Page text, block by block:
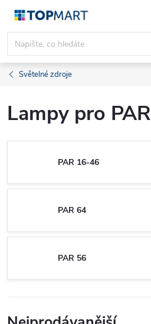
Přejít
obsah
Světelné zdroje
Lampy pro
PAR 16-46
PAR 64
PAR 56